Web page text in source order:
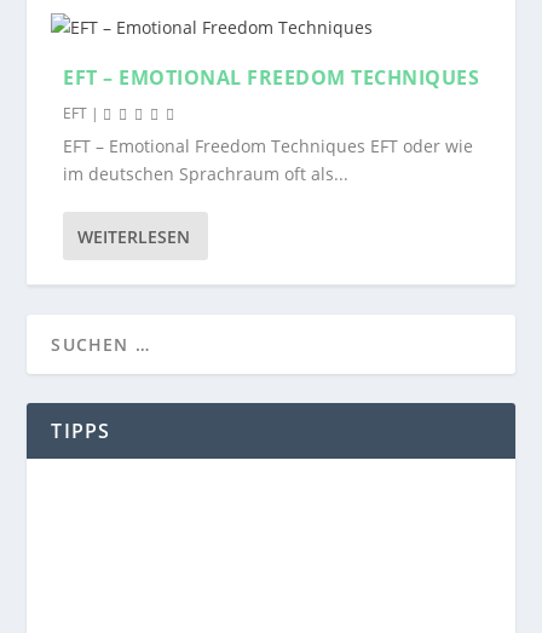
EFT – EMOTIONAL FREEDOM TECHNIQUES
EFT |
EFT – Emotional Freedom Techniques EFT oder wie
im deutschen Sprachraum oft als...
WEITERLESEN
TIPPS